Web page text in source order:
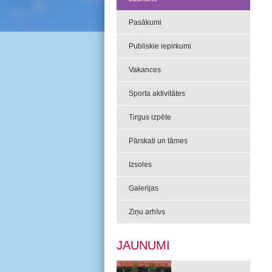
Pasākumi
Publiskie iepirkumi
Vakances
Sporta aktivitātes
Tirgus izpēte
Pārskati un tāmes
Izsoles
Galerijas
Ziņu arhīvs
JAUNUMI